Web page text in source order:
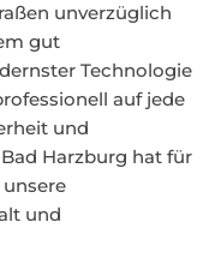
unverzüglich
gut
Technologie
auf jede
und
Harzburg hat für
und